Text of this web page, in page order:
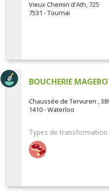
Vieux Chemin d'Ath, 725
7531 - Tournai
BOUCHERIE
Chaussée de Tervuren ,
1410 - Waterloo
Types de transformation